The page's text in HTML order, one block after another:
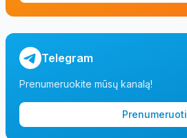
Telegram
Prenumeruokite mūsų kanalą!
Prenumeruoti